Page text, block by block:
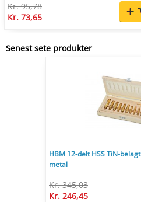
Kr. 95,78
Kr. 73,65
Senest sete produkter
HBM 12-delt HSS TiN-
metal
Kr. 345,03
Kr. 246,45